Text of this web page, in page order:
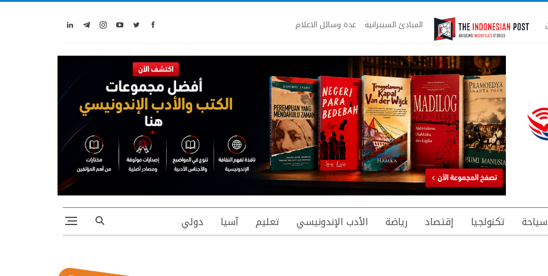
المبادئ السيبرانية عدة وسائل الاعلام
سياحة تكنولجيا إقتصاد رياضة الأدب الإندونيسي تعليم آسيا دولي